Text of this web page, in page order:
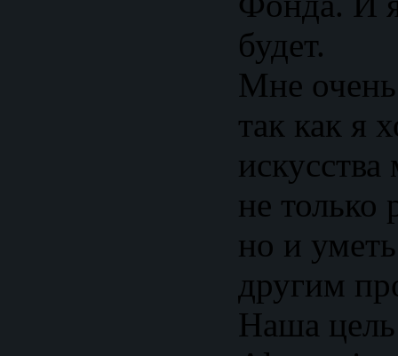
будет.
Мне очень
так как я
не только
но и
другим
Наша цель